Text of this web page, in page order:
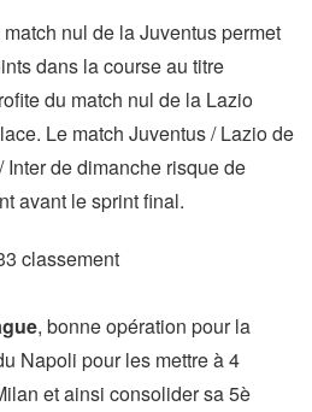
match nul de la Juventus permet
dans la course au titre
du match nul de la Lazio
Le match Juventus / Lazio de
de dimanche risque de
avant le sprint final.
, bonne opération pour la
Napoli pour les mettre à 4
et ainsi consolider sa 5è